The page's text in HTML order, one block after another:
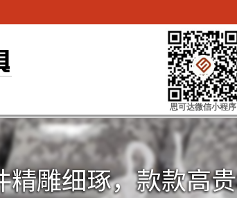
思可达微信小程序